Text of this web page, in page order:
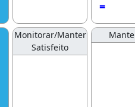
=
Monitorar/Manter
Satisfeito